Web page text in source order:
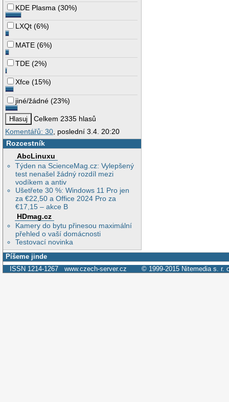
KDE Plasma (30%)
LXQt (6%)
MATE (6%)
TDE (2%)
Xfce (15%)
jiné/žádné (23%)
Celkem 2335 hlasů
Komentářů: 30, poslední 3.4. 20:20
Rozcestník
AbcLinuxu
Týden na ScienceMag.cz: Vylepšený
test nenašel žádný rozdíl mezi
vodíkem a antiv
Ušetřete 30 %: Windows 11 Pro jen
za €22,50 a Office 2024 Pro za
€17,15 – akce B
HDmag.cz
Kamery do bytu přinesou maximální
přehled o vaší domácnosti
Testovací novinka
Píšeme jinde
ISSN 1214-1267 www.czech-server.cz © 1999-2015 Nitemedia s. r.